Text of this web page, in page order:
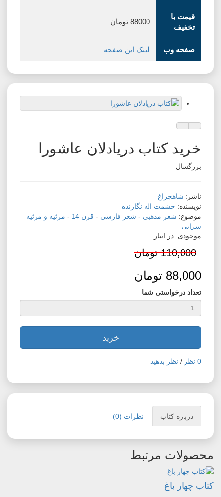
قیمت با
تخفیف
88000 تومان
صفحه وب لینک این صفحه
افزودن به لیست دلخواه
مقایسه این محصول
خرید کتاب دریادلان عاشورا
بزرگسال
ناشر: شاهچراغ
نویسنده: حشمت اله نگارنده
موضوع: شعر مذهبی - شعر فارسی - قرن 14 - مرثیه و مرثیه
سرایی
موجودی: در انبار
110,000 تومان
88,000 تومان
تعداد درخواستی شما
خرید
0 نظر / نظر بدهید
درباره کتاب نظرات (0)
محصولات مرتبط
کتاب چهار باغ